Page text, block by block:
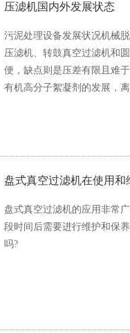
压滤机国内外发展状态
污泥处理设备发展状况机械
压滤机、转鼓真空过滤机和
便，缺点则是压差有限且难
有机高分子絮凝剂的发展，
盘式真空过滤机在使用和
盘式真空过滤机的应用非常
段时间后需要进行维护和保
吗?